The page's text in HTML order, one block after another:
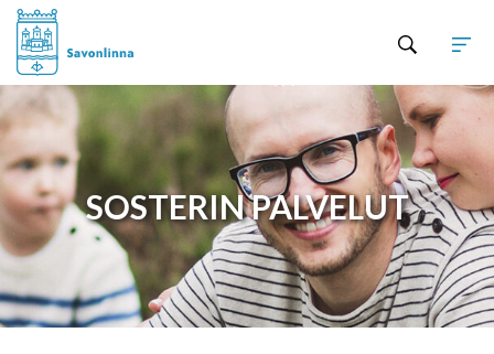
SOSTERIN PALVELUT